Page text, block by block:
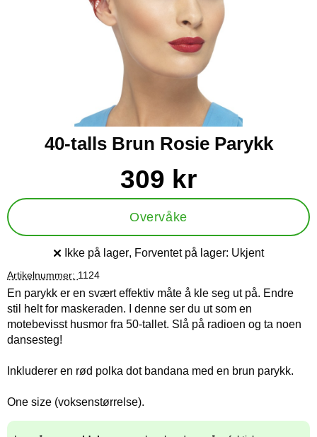
40-talls Brun Rosie Parykk
Handle dette produktet, 40-talls Brun Rosie Parykk
pris
309 kr
Overvåke
Produkttilgjengelighet:
Ikke på lager, Forventet på lager: Ukjent
Artikelnummer: 1124
En parykk er en svært effektiv måte å kle seg ut på. Endre
stil helt for maskeraden. I denne ser du ut som en
motebevisst husmor fra 50-tallet. Slå på radioen og ta noen
dansesteg!
Inkluderer en rød polka dot bandana med en brun parykk.
One size (voksenstørrelse).